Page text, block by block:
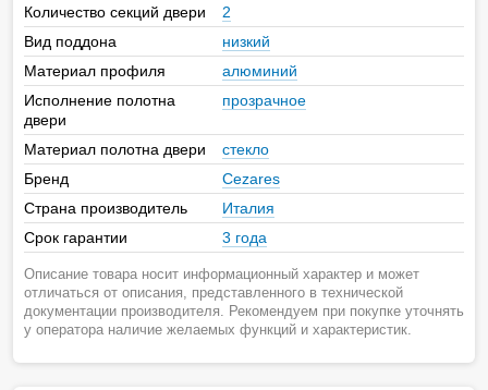
Количество секций двери
2
Вид поддона
низкий
Материал профиля
алюминий
Исполнение полотна
двери
прозрачное
Материал полотна двери
стекло
Бренд
Cezares
Страна производитель
Италия
Срок гарантии
3 года
Описание товара носит информационный характер и может
отличаться от описания, представленного в технической
документации производителя. Рекомендуем при покупке уточнять
у оператора наличие желаемых функций и характеристик.